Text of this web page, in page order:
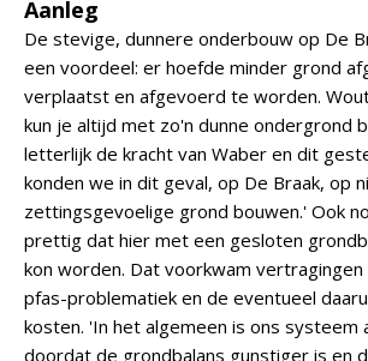
Aanleg
De stevige, dunnere onderbouw op De
een voordeel: er hoefde minder grond
verplaatst en afgevoerd te worden.
kun je altijd met zo'n dunne ondergrond
letterlijk de kracht van Waber en dit
konden we in dit geval, op De Braak, op
zettingsgevoelige grond bouwen.' Ook
prettig dat hier met een gesloten
kon worden. Dat voorkwam
pfas-problematiek en de eventueel
kosten. 'In het algemeen is ons systeem
doordat de grondbalans gunstiger is en